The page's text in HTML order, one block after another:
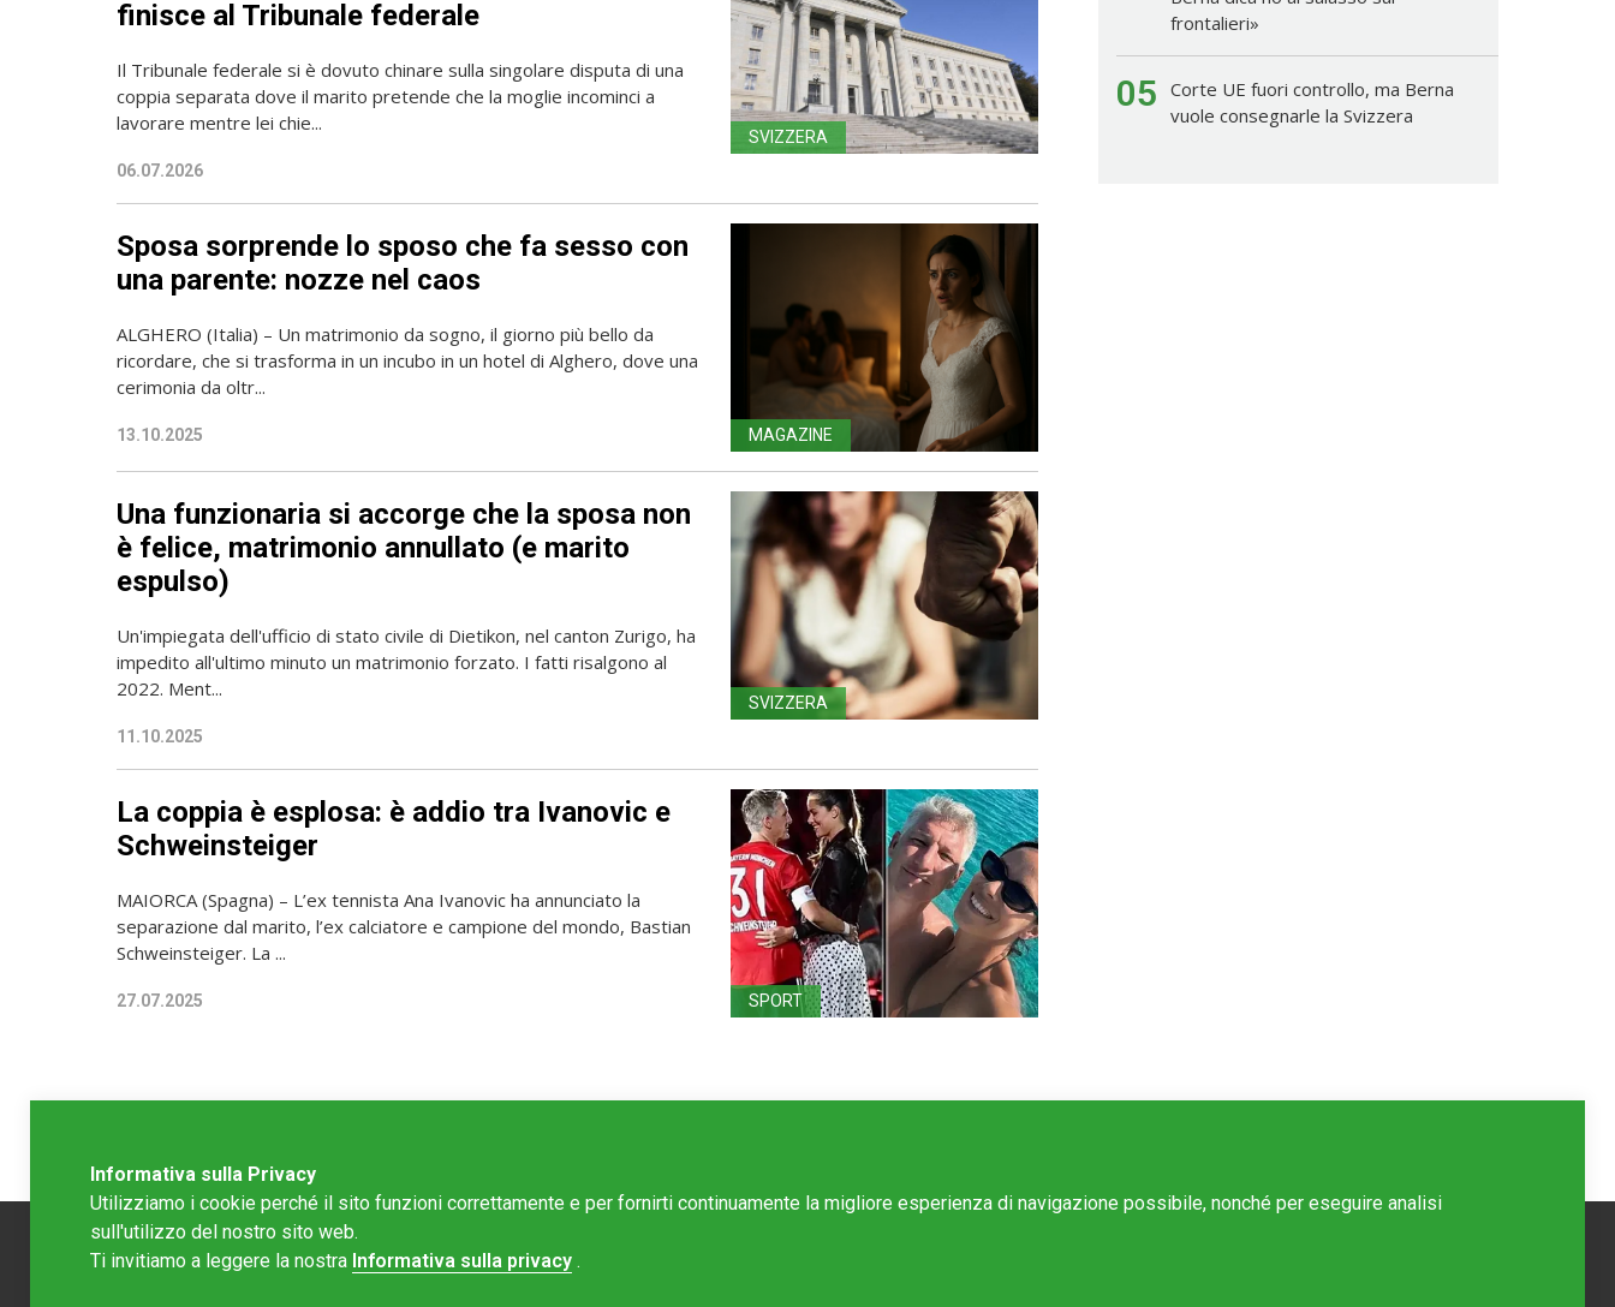
finisce al Tribunale federale
Il Tribunale federale si è dovuto chinare sulla singolare disputa di una
coppia separata dove il marito pretende che la moglie incominci a
lavorare mentre lei chie...
06.07.2026
SVIZZERA
Sposa sorprende lo sposo che fa sesso con
una parente: nozze nel caos
ALGHERO (Italia) – Un matrimonio da sogno, il giorno più bello da
ricordare, che si trasforma in un incubo in un hotel di Alghero, dove una
cerimonia da oltr...
13.10.2025 MAGAZINE
Una funzionaria si accorge che la sposa non
è felice, matrimonio annullato (e marito
espulso)
Un'impiegata dell'ufficio di stato civile di Dietikon, nel canton Zurigo, ha
impedito all'ultimo minuto un matrimonio forzato. I fatti risalgono al
2022. Ment...
11.10.2025
SVIZZERA
La coppia è esplosa: è addio tra Ivanovic e
Schweinsteiger
MAIORCA (Spagna) – L’ex tennista Ana Ivanovic ha annunciato la
separazione dal marito, l’ex calciatore e campione del mondo, Bastian
Schweinsteiger. La ...
27.07.2025 SPORT
frontalieri»
05 Corte UE fuori controllo, ma Berna
vuole consegnarle la Svizzera
Informativa sulla Privacy
Utilizziamo i cookie perché il sito funzioni correttamente e per fornirti continuamente la migliore esperienza di navigazione possibile, nonché per eseguire analisi
sull'utilizzo del nostro sito web.
Ti invitiamo a leggere la nostra Informativa sulla privacy .